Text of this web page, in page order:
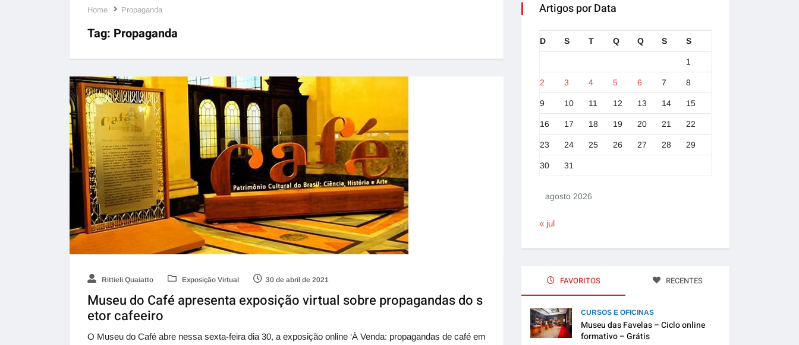
Home Propaganda
Tag: Propaganda
Rittieli Quaiatto Exposição Virtual 30 de abril de 2021
Museu do Café apresenta exposição virtual sobre propagandas do s
etor cafeeiro
O Museu do Café abre nessa sexta-feira dia 30, a exposição online ‘À Venda: propagandas de café em
Artigos por Data
agosto 2026
D S T Q Q S S
1
2 3 4 5 6 7 8
9 10 11 12 13 14 15
16 17 18 19 20 21 22
23 24 25 26 27 28 29
30 31
« jul
FAVORITOS RECENTES
CURSOS E OFICINAS
Museu das Favelas – Ciclo online
formativo – Grátis